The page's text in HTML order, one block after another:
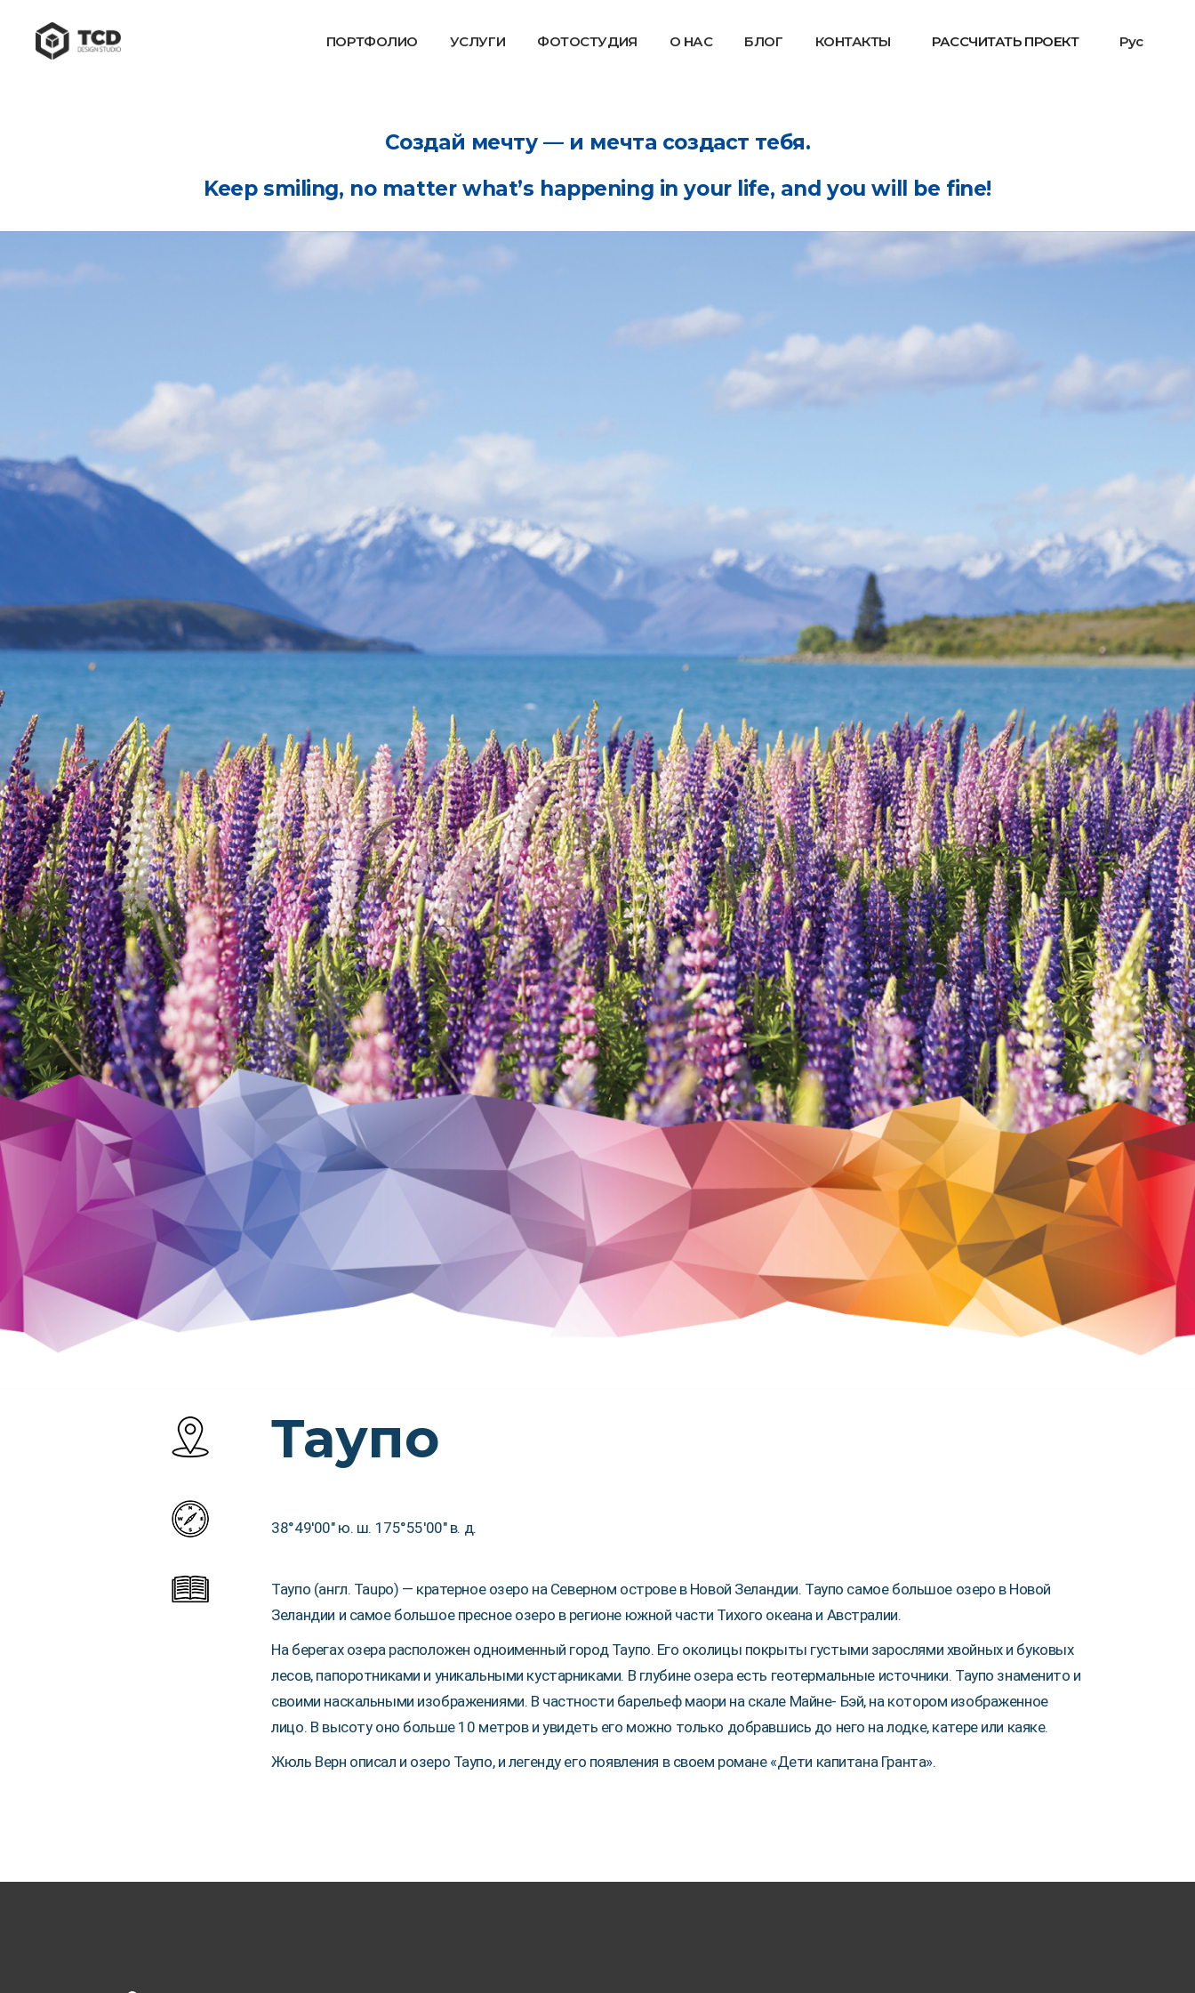
ПОРТФОЛИО УСЛУГИ ФОТОСТУДИЯ О НАС БЛОГ КОНТАКТЫ РАССЧИТАТЬ ПРОЕКТ Рус
Создай мечту — и мечта создаст тебя.
Keep smiling, no matter what’s happening in your life, and you will be fine!
Таупо
38°49′00″ ю. ш. 175°55′00″ в. д.
Таупо (англ. Taupo) — кратерное озеро на Северном острове в Новой Зеландии. Таупо самое большое озеро в Новой
Зеландии и самое большое пресное озеро в регионе южной части Тихого океана и Австралии.
На берегах озера расположен одноименный город Таупо. Его околицы покрыты густыми зарослями хвойных и буковых
лесов, папоротниками и уникальными кустарниками. В глубине озера есть геотермальные источники. Таупо знаменито и
своими наскальными изображениями. В частности барельеф маори на скале Майне- Бэй, на котором изображенное
лицо. В высоту оно больше 10 метров и увидеть его можно только добравшись до него на лодке, катере или каяке.
Жюль Верн описал и озеро Таупо, и легенду его появления в своем романе «Дети капитана Гранта».